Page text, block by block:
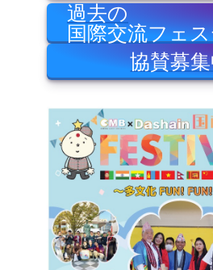
過去の
国際交流フェ
協賛募